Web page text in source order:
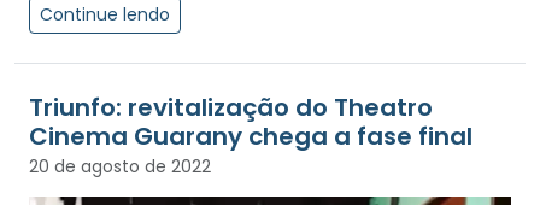
Continue lendo
Triunfo: revitalização do Theatro
Cinema Guarany chega a fase final
20 de agosto de 2022